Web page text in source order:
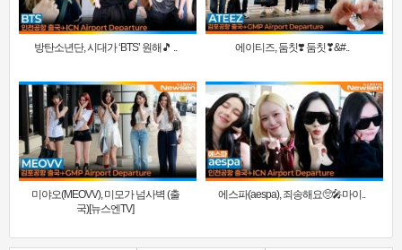
방탄소년단, 시대가 ‘BTS’ 원해🎵 .. 에이티즈, 둠칫❣️ 둠칫❣&#..
미야오(MEOVV), 미모가 넘사벽 (출
국)[뉴스엔TV]
에스파(aespa), 죄송해요🥺🎤마이..